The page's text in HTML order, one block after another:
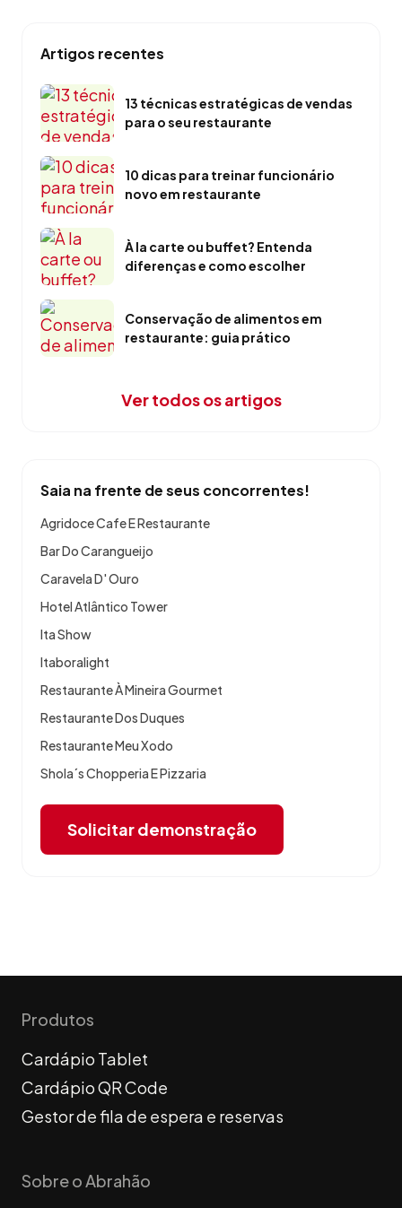
Artigos recentes
13 técnicas estratégicas de vendas
para o seu restaurante
10 dicas para treinar funcionário
novo em restaurante
À la carte ou buffet? Entenda
diferenças e como escolher
Conservação de alimentos em
restaurante: guia prático
Ver todos os artigos
Saia na frente de seus concorrentes!
Agridoce Cafe E Restaurante
Bar Do Carangueijo
Caravela D' Ouro
Hotel Atlântico Tower
Ita Show
Itaboralight
Restaurante À Mineira Gourmet
Restaurante Dos Duques
Restaurante Meu Xodo
Shola´s Chopperia E Pizzaria
Solicitar demonstração
Produtos
Cardápio Tablet
Cardápio QR Code
Gestor de fila de espera e reservas
Sobre o Abrahão